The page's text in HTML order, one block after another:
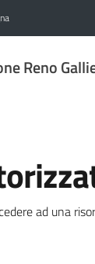
Reno
ad una